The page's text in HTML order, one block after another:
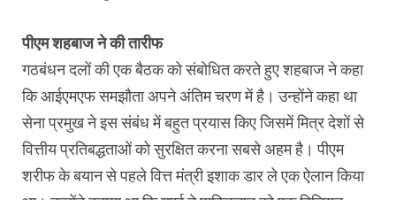
पीएम शहबाज ने की तारीफ
गठबंधन दलों की एक बैठक को संबोधित करते हुए शहबाज ने कहा
कि आईएमएफ समझौता अपने अंतिम चरण में है। उन्होंने कहा था
सेना प्रमुख ने इस संबंध में बहुत प्रयास किए जिसमें मित्र देशों से
वित्तीय प्रतिबद्धताओं को सुरक्षित करना सबसे अहम है। पीएम
शरीफ के बयान से पहले वित्त मंत्री इशाक डार ले एक ऐलान किया